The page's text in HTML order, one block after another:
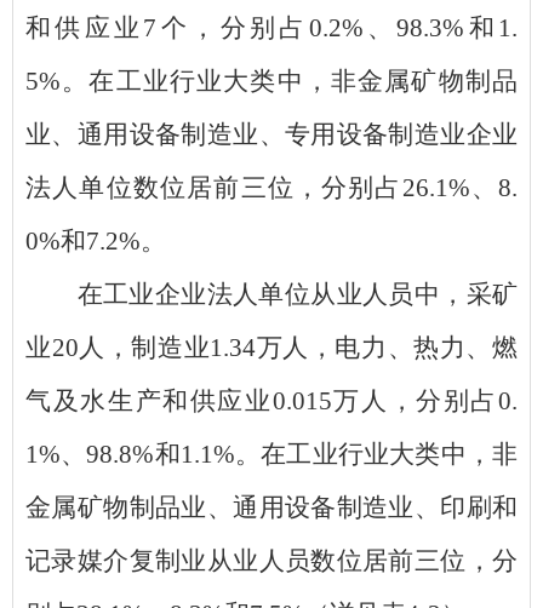
和供应业 7 个，分别占 0.2% 、98.3% 和 1.
5%。在工业行业大类中， 非金属矿物制品
业、 通用设备制造业、 专用设备制造业企业
法人单位数位居前三位，分别占 26.1%、 8.
0%和7.2%。
在工业企业法人单位从业人员中，采矿
业20人，制造业1.34万人，电力、热力、燃
气及水生产和供应业0.015万 人，分别占0.
1%、98.8%和1.1%。在工业行业大类中，非
金属矿物制品业、通用设备制造业、印刷和
记录媒介复制业从业人员数位居前三位，分